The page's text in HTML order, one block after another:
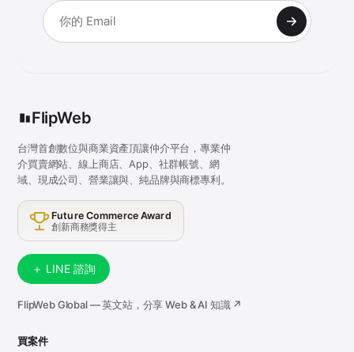
FlipWeb
台灣首創數位與商業資產頂讓仲介平台，專業仲
介買賣網站、線上商店、App、社群帳號、網
域、現成公司、營業讓與、純品牌與商標專利。
Future Commerce Award
創新商務獎得主
＋ LINE 諮詢
FlipWeb Global — 英文站，分享 Web & AI 知識 ↗
買案件